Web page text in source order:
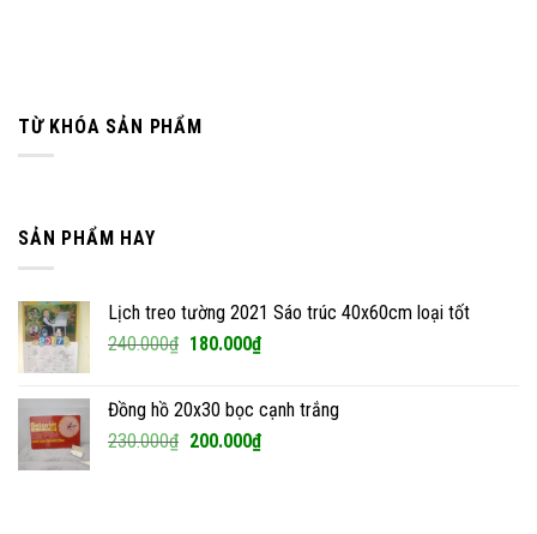
TỪ KHÓA SẢN PHẨM
SẢN PHẨM HAY
Lịch treo tường 2021 Sáo trúc 40x60cm loại tốt
240.000₫ Giá
240.000₫.
180.000₫Giá
là:
180.000₫.
Đồng hồ 20x30 bọc cạnh trắng
230.000₫ Giá
200.000₫Giá